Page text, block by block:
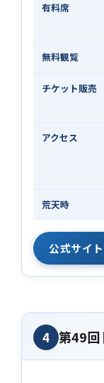
有料席
無料観覧
チケット販売
アクセス
荒天時
公式サイ
4 第49回